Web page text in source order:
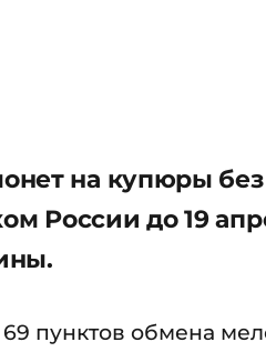
на купюры
России до 19
пунктов обмена